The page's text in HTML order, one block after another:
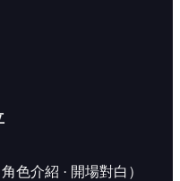
色介紹 · 開場對白）